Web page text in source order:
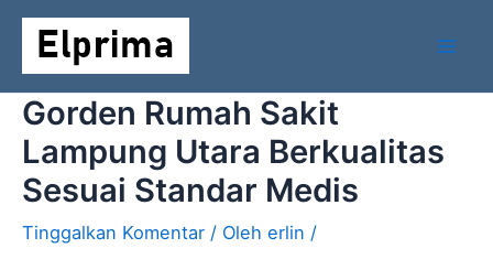
Lewati
konten
Gorden Rumah Sakit
Lampung Utara Berkualitas
Sesuai Standar Medis
Tinggalkan Komentar / Oleh erlin /